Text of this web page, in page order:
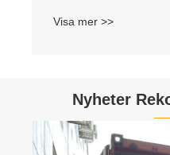
Visa mer >>
Nyheter